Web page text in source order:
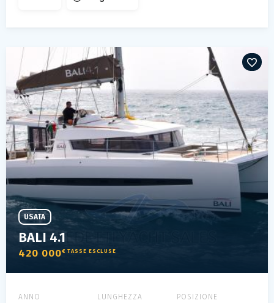
BALI 4.1
420 000€ TASSE ESCLUSE
USATA
ANNO LUNGHEZZA POSIZIONE